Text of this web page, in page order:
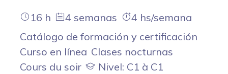
16 h 4 semanas
4 hs/semana
Catálogo de formación y certificación
Curso en línea Clases nocturnas
Cours du soir
Nivel: C1 à C1